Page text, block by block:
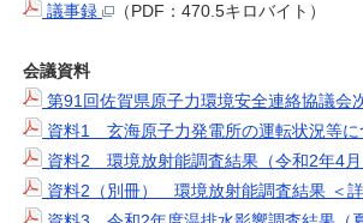
議事録
（PDF：470.5キロバイト）
会議資料
第91回佐賀県原子力環境安全連絡協議会
資料1 玄海原子力発電所の運転状況等に
資料2 環境放射能調査結果（令和2年4月
資料2（別冊） 環境放射能調査結果 ＜